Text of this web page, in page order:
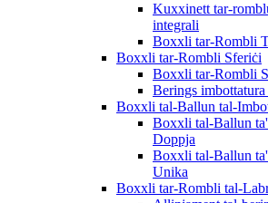
Kuxxinett tar-
integrali
Boxxli tar-Rombli
Boxxli tar-Rombli Sferiċi
Boxxli tar-Rombli
Berings
Boxxli tal-Ballun tal-
Boxxli tal-Ballun
Doppja
Boxxli tal-Ballun
Unika
Boxxli tar-Rombli tal-